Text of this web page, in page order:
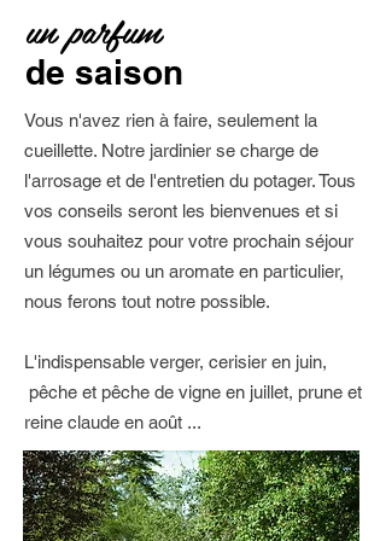
un parfum
de saison
Vous n'avez rien à faire, seulement la
cueillette. Notre jardinier se charge de
l'arrosage et de l'entretien du potager. Tous
vos conseils seront les bienvenues et si
vous souhaitez pour votre prochain séjour
un légumes ou un aromate en particulier,
nous ferons tout notre possible.
L'indispensable verger, cerisier en juin,
pêche et pêche de vigne en juillet, prune et
reine claude en août ...